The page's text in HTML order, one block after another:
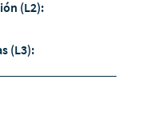
(L2):
(L3):